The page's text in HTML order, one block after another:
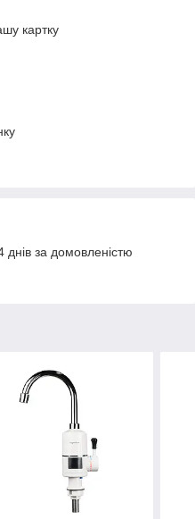
картку
за домовленістю